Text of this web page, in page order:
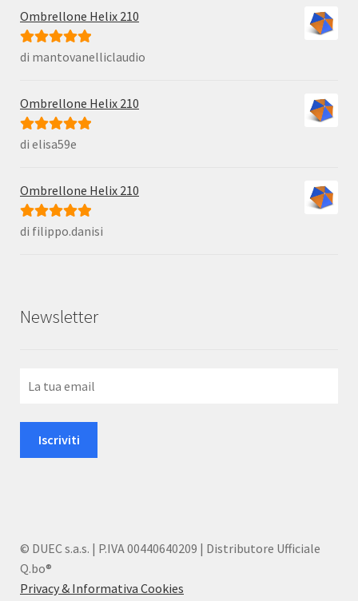
Ombrellone Helix 210
Valutato5su
di mantovanelliclaudio
Ombrellone Helix 210
Valutato5su
di elisa59e
Ombrellone Helix 210
Valutato5 su
di filippo.danisi
Newsletter
© DUEC s.a.s. | P.IVA 00440640209 | Distributore Ufficiale
Q.bo®
Privacy & Informativa Cookies